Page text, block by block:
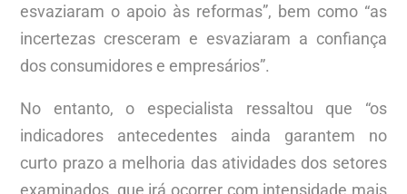
esvaziaram o apoio às reformas”, bem como “as
incertezas cresceram e esvaziaram a confiança
dos consumidores e empresários”.
No entanto, o especialista ressaltou que “os
indicadores antecedentes ainda garantem no
curto prazo a melhoria das atividades dos setores
examinados, que irá ocorrer com intensidade mais